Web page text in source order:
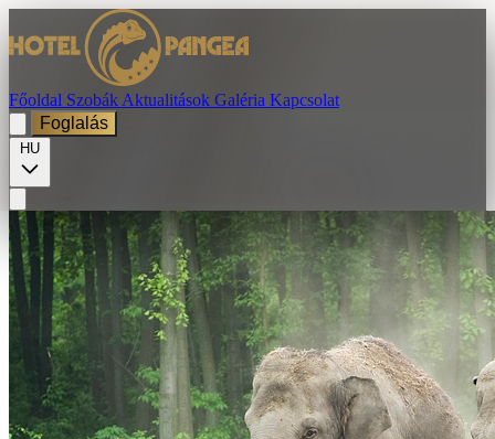
Főoldal Szobák Aktualitások Galéria Kapcsolat
Foglalás
HU